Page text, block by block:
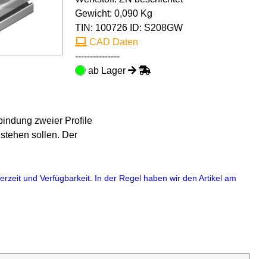
Gewicht: 0,090 Kg
TIN: 100726 ID: S208GW
CAD Daten
---------------
ab Lager
zweier Profile
sollen. Der
und Verfügbarkeit. In der Regel haben wir den Artikel am